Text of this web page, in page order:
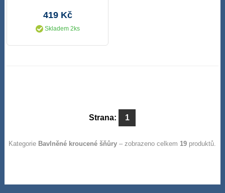
419 Kč
Skladem 2ks
Strana: 1
Kategorie Bavlněné kroucené šňůry – zobrazeno celkem 19 produktů.